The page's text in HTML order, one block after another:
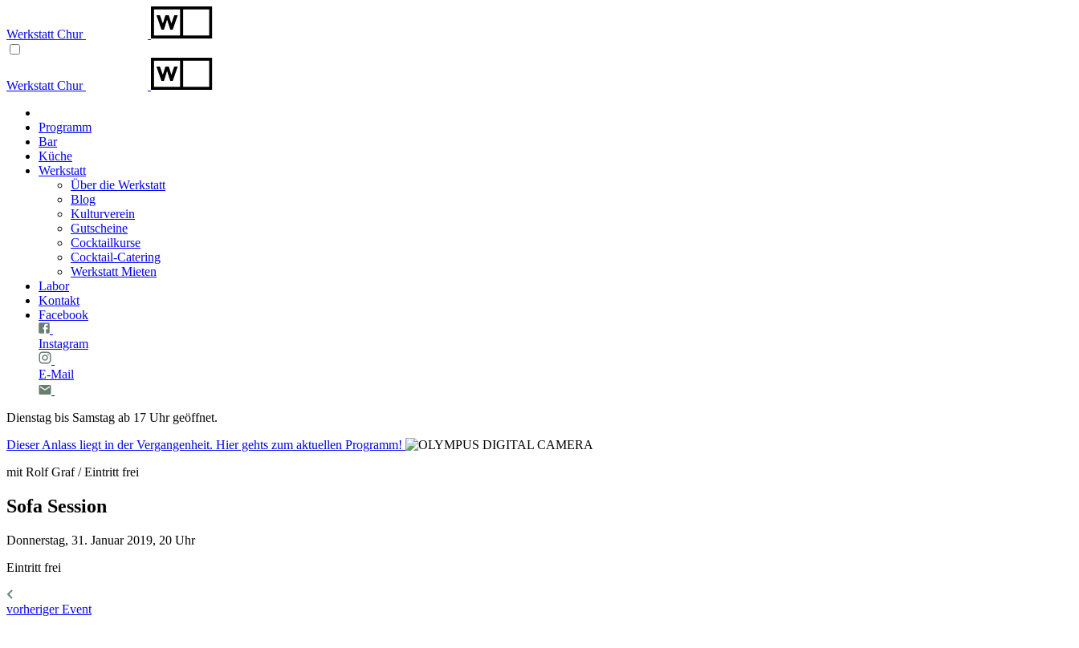
Werkstatt Chur
Werkstatt Chur
Programm
Bar
Küche
Werkstatt
Über die Werkstatt
Blog
Kulturverein
Gutscheine
Cocktailkurse
Cocktail-Catering
Werkstatt Mieten
Labor
Kontakt
Facebook
Instagram
E-Mail
Dienstag bis Samstag ab 17 Uhr geöffnet.
Dieser Anlass liegt in der Vergangenheit. Hier gehts zum aktuellen Programm!
mit Rolf Graf / Eintritt frei
Sofa Session
Donnerstag, 31. Januar 2019, 20 Uhr
Eintritt frei
vorheriger Event